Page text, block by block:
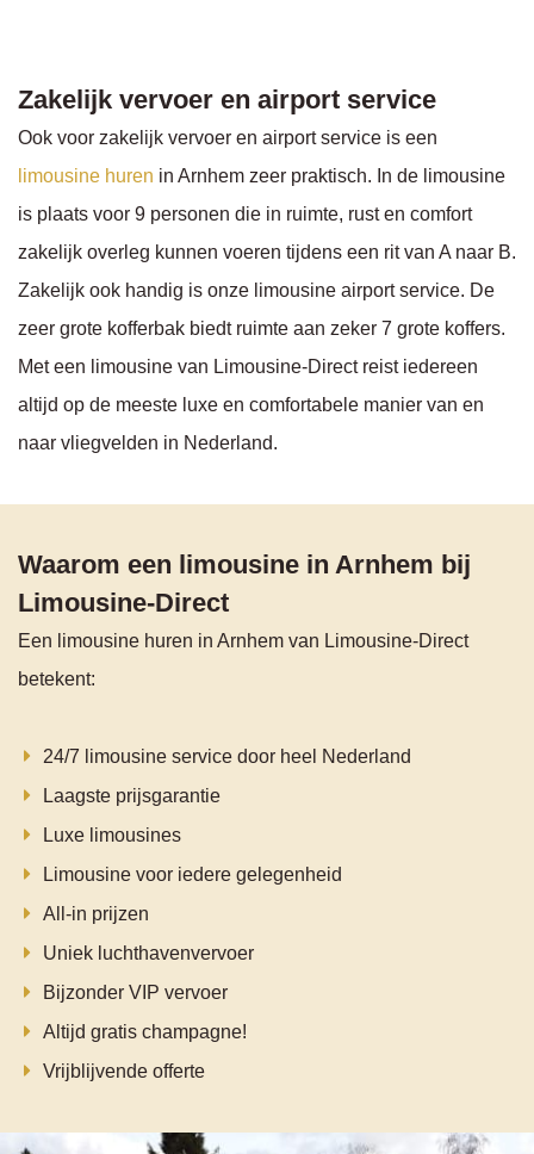
Zakelijk vervoer en airport service
Ook voor zakelijk vervoer en airport service is een
limousine huren in Arnhem zeer praktisch. In de limousine
is plaats voor 9 personen die in ruimte, rust en comfort
zakelijk overleg kunnen voeren tijdens een rit van A naar B.
Zakelijk ook handig is onze limousine airport service. De
zeer grote kofferbak biedt ruimte aan zeker 7 grote koffers.
Met een limousine van Limousine-Direct reist iedereen
altijd op de meeste luxe en comfortabele manier van en
naar vliegvelden in Nederland.
Waarom een limousine in Arnhem bij
Limousine-Direct
Een limousine huren in Arnhem van Limousine-Direct
betekent:
24/7 limousine service door heel Nederland
Laagste prijsgarantie
Luxe limousines
Limousine voor iedere gelegenheid
All-in prijzen
Uniek luchthavenvervoer
Bijzonder VIP vervoer
Altijd gratis champagne!
Vrijblijvende offerte